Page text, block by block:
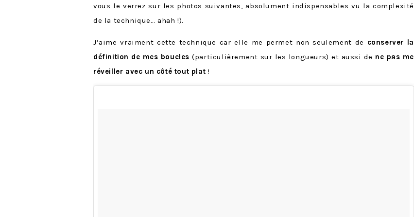
vous le verrez sur les photos suivantes, absolument indispensables vu la complexité
de la technique… ahah !).
J’aime vraiment cette technique car elle me permet non seulement de conserver la
définition de mes boucles (particulièrement sur les longueurs) et aussi de ne pas me
réveiller avec un côté tout plat !